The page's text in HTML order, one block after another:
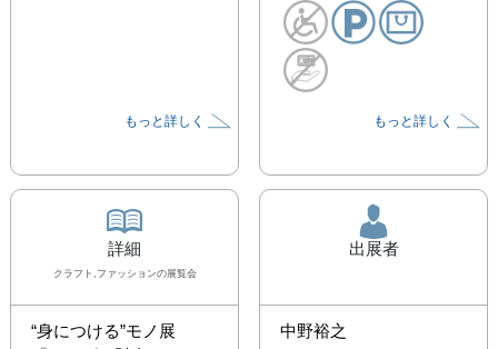
もっと詳しく もっと詳しく
詳細
クラフト,ファッションの展覧会
“身につける”モノ展
出展者
中野裕之